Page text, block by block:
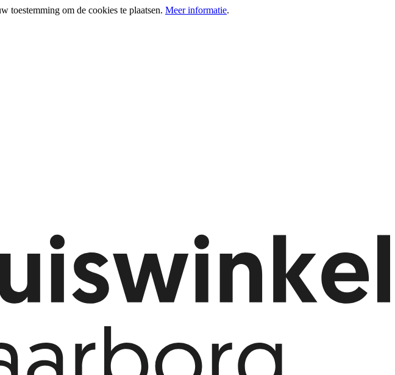
toestemming om de cookies te plaatsen. Meer informatie.